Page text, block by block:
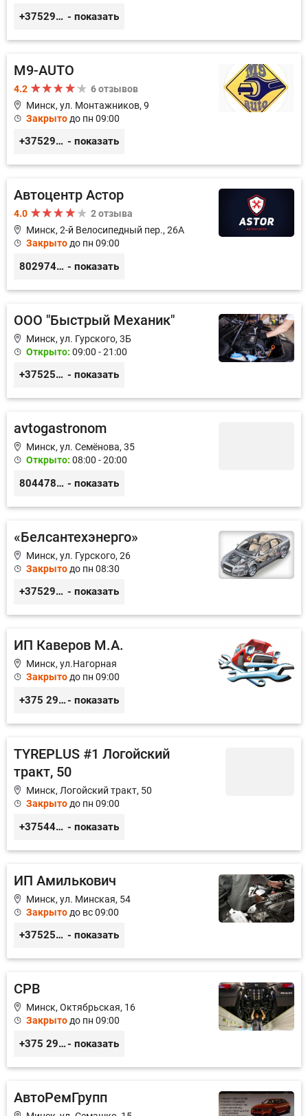
+375291882338 - показать
M9-AUTO
4.2
6 отзывов
Минск, ул. Монтажников, 9
Закрыто до пн 09:00
+375299395764 - показать
Автоцентр Астор
4.0
2 отзыва
Минск, 2-й Велосипедный пер., 26А
Закрытодо пн 09:00
80297417788 - показать
ООО "Быстрый Механик"
Минск, ул. Гурского, 3Б
Открыто: 09:00 - 21:00
+375259211008 - показать
avtogastronom
Минск, ул. Семёнова, 35
Открыто: 08:00 - 20:00
80447888864 - показать
«Белсантехэнерго»
Минск, ул. Гурского, 26
Закрыто до пн 08:30
+375296434622 - показать
ИП Каверов М.А.
Минск, ул.Нагорная
Закрытодо пн 09:00
+375 29 656 49 92- показать
TYREPLUS #1 Логойский
тракт, 50
Минск, Логойский тракт, 50
Закрыто до пн 09:00
+375447350035 - показать
ИП Амилькович
Минск, ул. Минская, 54
Закрыто до вс 09:00
+375255355764 - показать
СРВ
Минск, Октябрьская, 16
Закрыто до пн 09:00
+375 29 3999-006, +375 29 378-10-21- показать
АвтоРемГрупп